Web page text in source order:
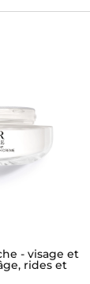
- visage et
rides et